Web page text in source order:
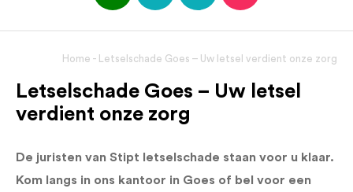
Home - Letselschade Goes – Uw letsel verdient onze zorg
Letselschade Goes – Uw letsel
verdient onze zorg
De juristen van Stipt letselschade staan voor u klaar.
Kom langs in ons kantoor in Goes of bel voor een